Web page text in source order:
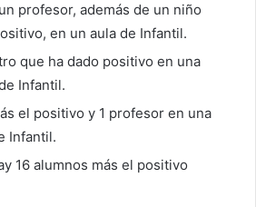
profesor, además de un niño
en un aula de Infantil.
que ha dado positivo en una
Infantil.
el positivo y 1 profesor en una
Infantil.
16 alumnos más el positivo